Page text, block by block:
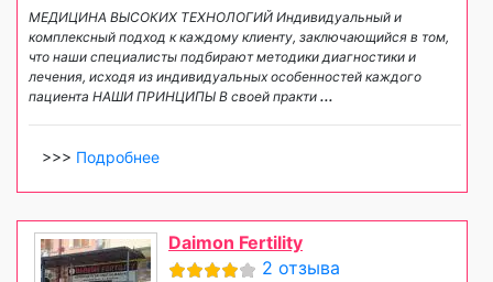
МЕДИЦИНА ВЫСОКИХ ТЕХНОЛОГИЙ Индивидуальный и
комплексный подход к каждому клиенту, заключающийся в том,
что наши специалисты подбирают методики диагностики и
лечения, исходя из индивидуальных особенностей каждого
пациента НАШИ ПРИНЦИПЫ В своей практи ...
>>> Подробнее
Daimon Fertility
2 отзыва